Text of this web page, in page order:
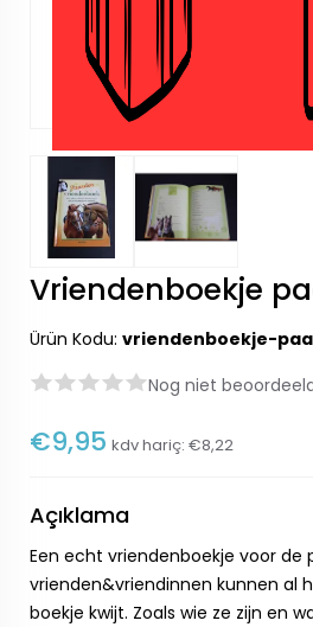
Vriendenboekje
Ürün Kodu: vriendenboekje-
Nog niet
€9,95 kdv hariç: €8,22
Açıklama
Een echt vriendenboekje voor de
vrienden&vriendinnen kunnen al
boekje kwijt. Zoals wie ze zijn en